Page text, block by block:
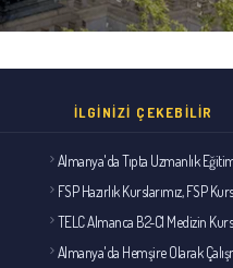
İLGINIZI ÇEKEBILIR
Almanya'da Tıpta Uzmanlık
FSP Hazırlık Kurslarımız, FSP
TELC Almanca B2-C1 Medizin
Almanya'da Hemşire Olarak